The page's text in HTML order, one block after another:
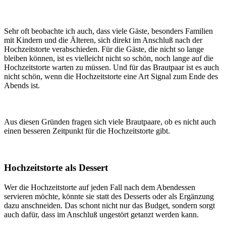
Sehr oft beobachte ich auch, dass viele Gäste, besonders Familien
mit Kindern und die Älteren, sich direkt im Anschluß nach der
Hochzeitstorte verabschieden. Für die Gäste, die nicht so lange
bleiben können, ist es vielleicht nicht so schön, noch lange auf die
Hochzeitstorte warten zu müssen. Und für das Brautpaar ist es auch
nicht schön, wenn die Hochzeitstorte eine Art Signal zum Ende des
Abends ist.
Aus diesen Gründen fragen sich viele Brautpaare, ob es nicht auch
einen besseren Zeitpunkt für die Hochzeitstorte gibt.
Hochzeitstorte als Dessert
Wer die Hochzeitstorte auf jeden Fall nach dem Abendessen
servieren möchte, könnte sie statt des Desserts oder als Ergänzung
dazu anschneiden. Das schont nicht nur das Budget, sondern sorgt
auch dafür, dass im Anschluß ungestört getanzt werden kann.